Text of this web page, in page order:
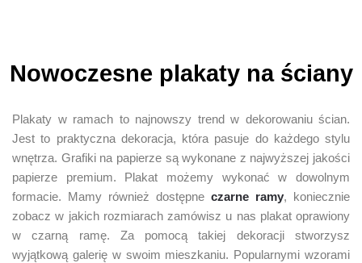
Nowoczesne plakaty na ściany
Plakaty w ramach to najnowszy trend w dekorowaniu ścian.
Jest to praktyczna dekoracja, która pasuje do każdego stylu
wnętrza. Grafiki na papierze są wykonane z najwyższej jakości
papierze premium. Plakat możemy wykonać w dowolnym
formacie. Mamy również dostępne czarne ramy, koniecznie
zobacz w jakich rozmiarach zamówisz u nas plakat oprawiony
w czarną ramę. Za pomocą takiej dekoracji stworzysz
wyjątkową galerię w swoim mieszkaniu. Popularnymi wzorami